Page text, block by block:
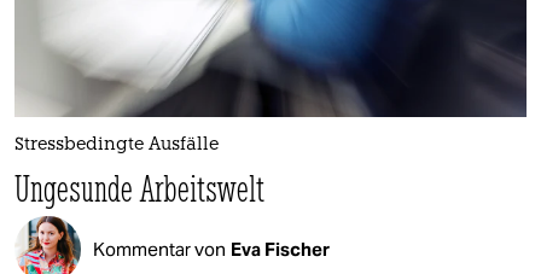
nord
wahrheit
verlag
veranstaltungen
Stressbedingte Ausfälle
Ungesunde Arbeitswelt
Kommentar von Eva Fischer